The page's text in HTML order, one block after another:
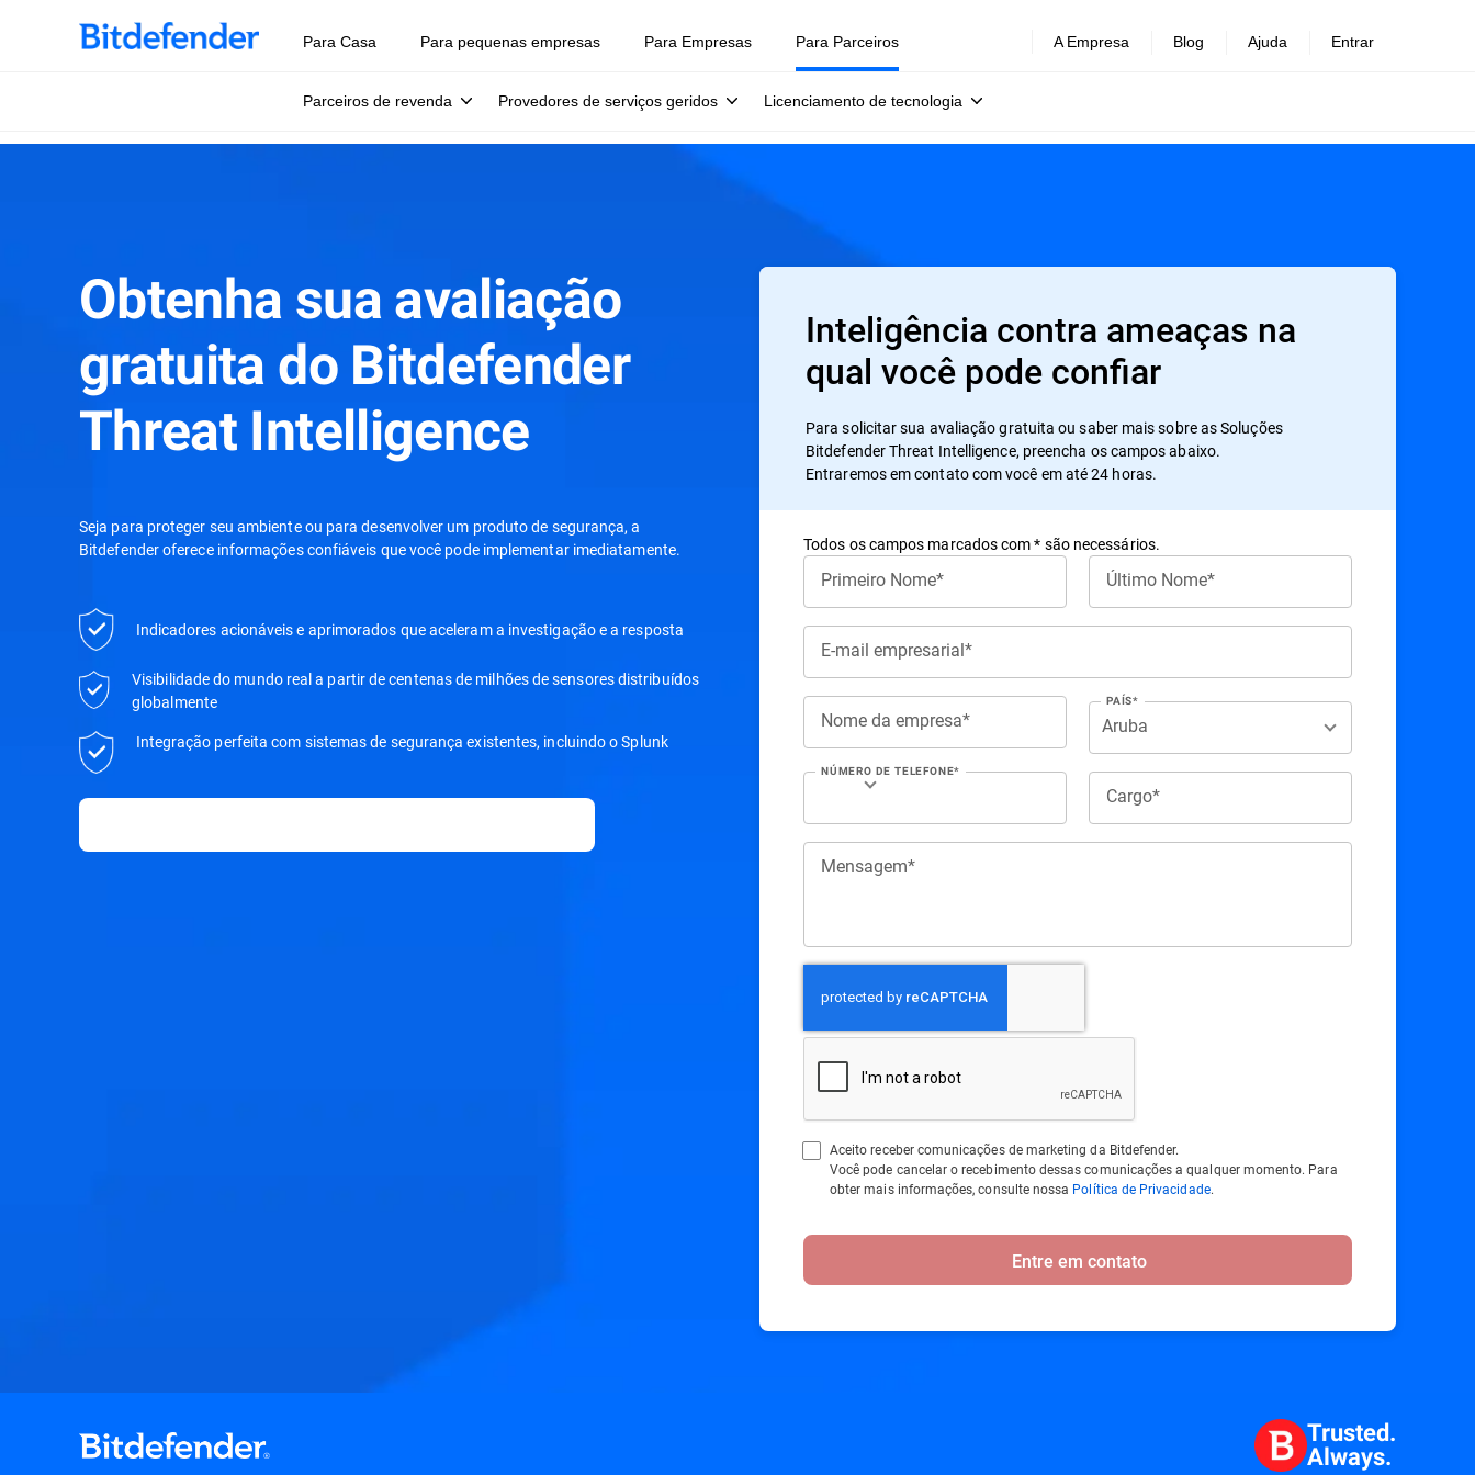
Para Casa Para pequenas empresas Para Empresas Para Parceiros
Parceiros de revenda Provedores de serviços geridos Licenciamento de tecnologia
A Empresa Blog Ajuda Entrar
Obtenha sua avaliação
gratuita do Bitdefender
Threat Intelligence
Seja para proteger seu ambiente ou para desenvolver um produto de segurança, a
Bitdefender oferece informações confiáveis que você pode implementar imediatamente.
Indicadores acionáveis e aprimorados que aceleram a investigação e a resposta
Visibilidade do mundo real a partir de centenas de milhões de sensores distribuídos
globalmente
Integração perfeita com sistemas de segurança existentes, incluindo o Splunk
Inteligência contra ameaças na
qual você pode confiar
Para solicitar sua avaliação gratuita ou saber mais sobre as Soluções
Bitdefender Threat Intelligence, preencha os campos abaixo.
Entraremos em contato com você em até 24 horas.
Todos os campos marcados com * são necessários.
Primeiro Nome* Último Nome*
E-mail empresarial*
Nome da empresa*
PAÍS*
NÚMERO DE TELEFONE*
Cargo*
Mensagem*
Aceito receber comunicações de marketing da Bitdefender.
Você pode cancelar o recebimento dessas comunicações a qualquer momento. Para
obter mais informações, consulte nossa Política de Privacidade.
Entre em contato
Trusted.
Always.